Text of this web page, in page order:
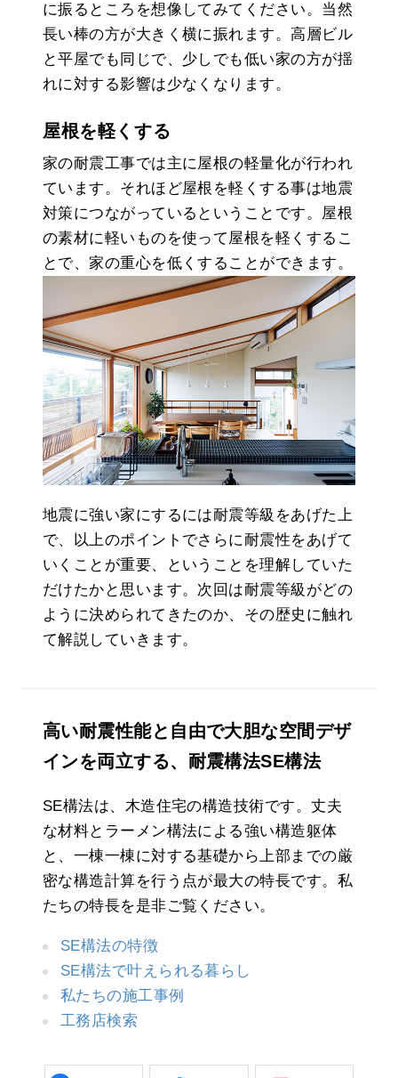
に振るところを想像してみてください。当然
長い棒の方が大きく横に振れます。高層ビル
と平屋でも同じで、少しでも低い家の方が揺
れに対する影響は少なくなります。
屋根を軽くする
家の耐震工事では主に屋根の軽量化が行われ
ています。それほど屋根を軽くする事は地震
対策につながっているということです。屋根
の素材に軽いものを使って屋根を軽くするこ
とで、家の重心を低くすることができます。
地震に強い家にするには耐震等級をあげた上
で、以上のポイントでさらに耐震性をあげて
いくことが重要、ということを理解していた
だけたかと思います。次回は耐震等級がどの
ように決められてきたのか、その歴史に触れ
て解説していきます。
高い耐震性能と自由で大胆な空間デザ
インを両立する、耐震構法SE構法
SE構法は、木造住宅の構造技術です。丈夫
な材料とラーメン構法による強い構造躯体
と、一棟一棟に対する基礎から上部までの厳
密な構造計算を行う点が最大の特長です。私
たちの特長を是非ご覧ください。
SE構法の特徴
SE構法で叶えられる暮らし
私たちの施工事例
工務店検索